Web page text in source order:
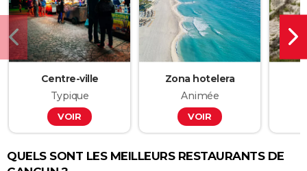
Centre-ville
Typique
VOIR
Zona hotelera
Animée
VOIR
QUELS SONT LES MEILLEURS RESTAURANTS DE